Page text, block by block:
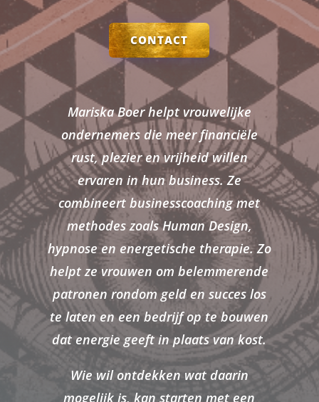
CONTACT
Mariska Boer helpt vrouwelijke
ondernemers die meer financiële
rust, plezier en vrijheid willen
ervaren in hun business.Ze
combineert businesscoaching met
methodes zoals Human Design,
hypnose en energetische therapie. Zo
helpt ze vrouwen om belemmerende
patronen rondom geld en succes los
te laten en een bedrijf op te bouwen
dat energie geeft in plaats van kost.
Wie wil ontdekken wat daarin
mogelijk is, kan starten met een